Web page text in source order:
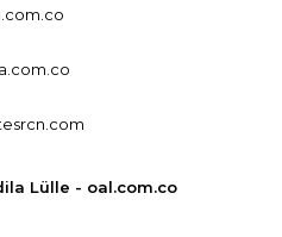
Lülle - oal.com.co